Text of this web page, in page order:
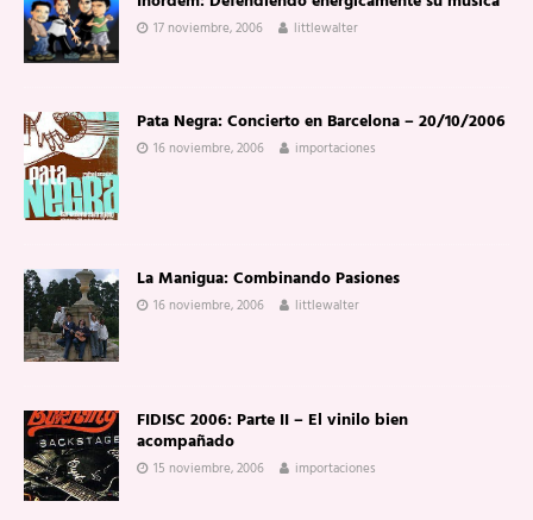
17 noviembre, 2006 littlewalter
Pata Negra: Concierto en Barcelona – 20/10/2006
16 noviembre, 2006 importaciones
La Manigua: Combinando Pasiones
16 noviembre, 2006 littlewalter
FIDISC 2006: Parte II – El vinilo bien
acompañado
15 noviembre, 2006 importaciones